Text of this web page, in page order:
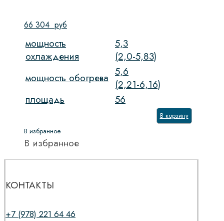
66 304 руб
мощность
охлаждения
5,3
(2,0-5,83)
мощность обогрева 5,6
(2,21-6,16)
площадь
56
В корзину
В избранное
В избранное
КОНТАКТЫ
+7 (978) 221 64 46